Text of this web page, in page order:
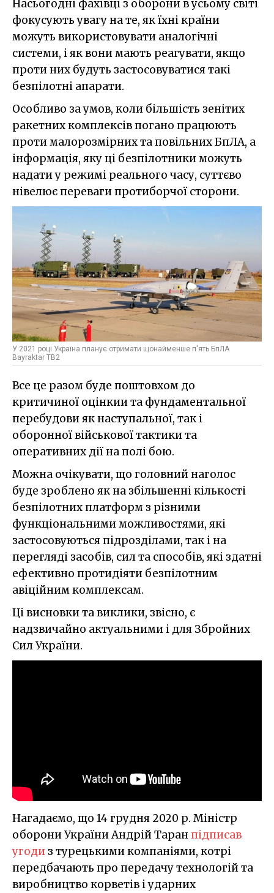
Насьогодні фахівці з оборони в усьому світі
фокусують увагу на те, як їхні країни
можуть використовувати аналогічні
системи, і як вони мають реагувати, якщо
проти них будуть застосовуватися такі
безпілотні апарати.
Особливо за умов, коли більшість зенітих
ракетних комплексів погано працюють
проти малорозмірних та повільних БпЛА, а
інформація, яку ці безпілотники можуть
надати у режимі реального часу, суттєво
нівелює переваги протиборчої сторони.
У 2021 році Україна планує отримати щонайменше п'ять БпЛА
Bayraktar TB2
Все це разом буде поштовхом до
критичиної оцінкии та фундаментальної
перебудови як наступальної, так і
оборонної військової тактики та
оперативних дії на полі бою.
Можна очікувати, що головний наголос
буде зроблено як на збільшенні кількості
безпілотних платформ з різними
функціональними можливостями, які
застосовуються підрозділами, так і на
перегляді засобів, сил та способів, які здатні
ефективно протидіяти безпілотним
авіційним комплексам.
Ці висновки та виклики, звісно, є
надзвичайно актуальними і для Збройних
Сил України.
Нагадаємо, що 14 грудня 2020 р. Міністр
оборони України Андрій Таранпідписав
угоди з турецькими компаніями, котрі
передбачають про передачу технологій та
виробництво корветів і ударних